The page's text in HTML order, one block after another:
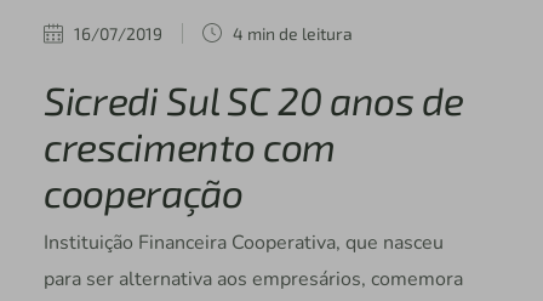
16/07/2019 4 min de leitura
Sicredi Sul SC 20 anos de
crescimento com
cooperação
Instituição Financeira Cooperativa, que nasceu
para ser alternativa aos empresários, comemora